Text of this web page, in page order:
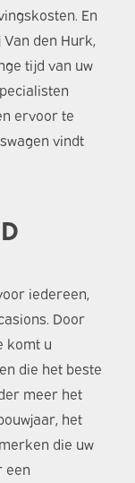
En
den Hurk,
tijd van uw
ervoor te
vindt
iedereen,
Door
komt u
die het beste
meer het
het
die uw
een